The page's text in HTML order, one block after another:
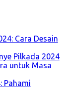
Cara Desain
Pilkada 2024
untuk Masa
Pahami